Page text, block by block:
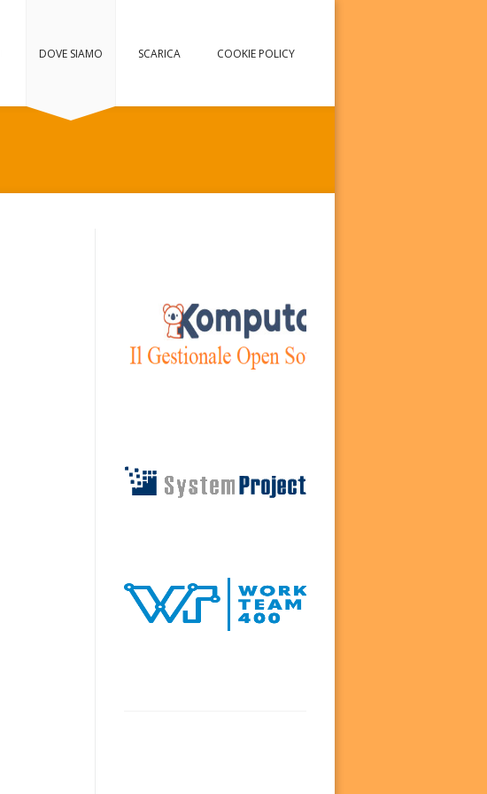
DOVE SIAMO SCARICA COOKIE POLICY